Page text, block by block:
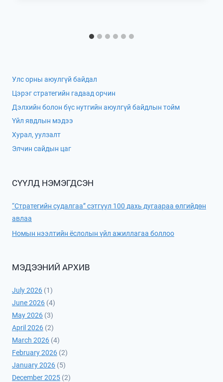
Улс орны аюулгүй байдал
Цэрэг стратегийн гадаад орчин
Дэлхийн болон бүс нутгийн аюулгүй байдлын тойм
Үйл явдлын мэдээ
Хурал, уулзалт
Элчин сайдын цаг
СҮҮЛД НЭМЭГДСЭН
“Стратегийн судалгаа” сэтгүүл 100 дахь дугаараа өлгийдөн
авлаа
Номын нээлтийн ёслолын үйл ажиллагаа боллоо
МЭДЭЭНИЙ АРХИВ
July 2026 (1)
June 2026 (4)
May 2026 (3)
April 2026 (2)
March 2026 (4)
February 2026 (2)
January 2026 (5)
December 2025 (2)